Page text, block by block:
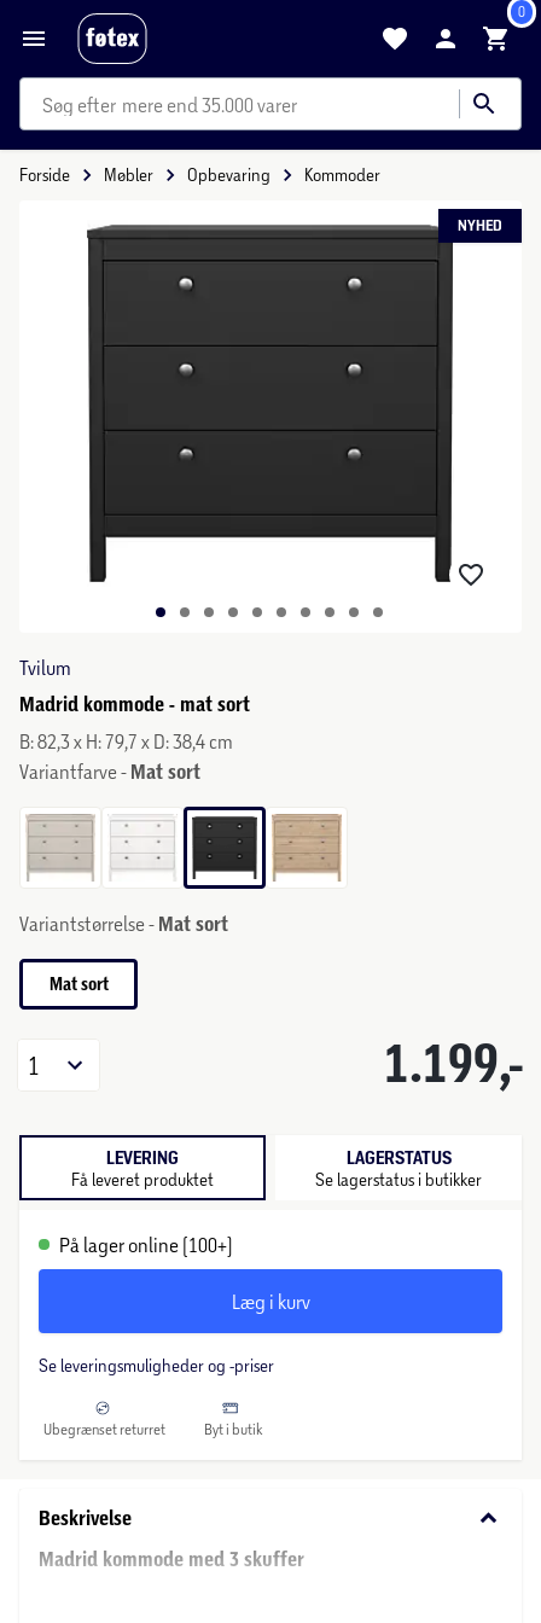
0
mere end 35.000 varer
Forside Møbler Opbevaring Kommoder
NYHED
Tvilum
Madrid kommode - mat sort
B: 82,3 x H: 79,7 x D: 38,4 cm
Variantfarve - Mat sort
Variantstørrelse - Mat sort
Mat sort
1.199,-
1
LEVERING
Få leveret produktet
LAGERSTATUS
Se lagerstatus i butikker
På lager online (100+)
Læg i kurv
Se leveringsmuligheder og -priser
Ubegrænset returret Byt i butik
Beskrivelse keyboard_arrow_down
Madrid kommode med 3 skuffer